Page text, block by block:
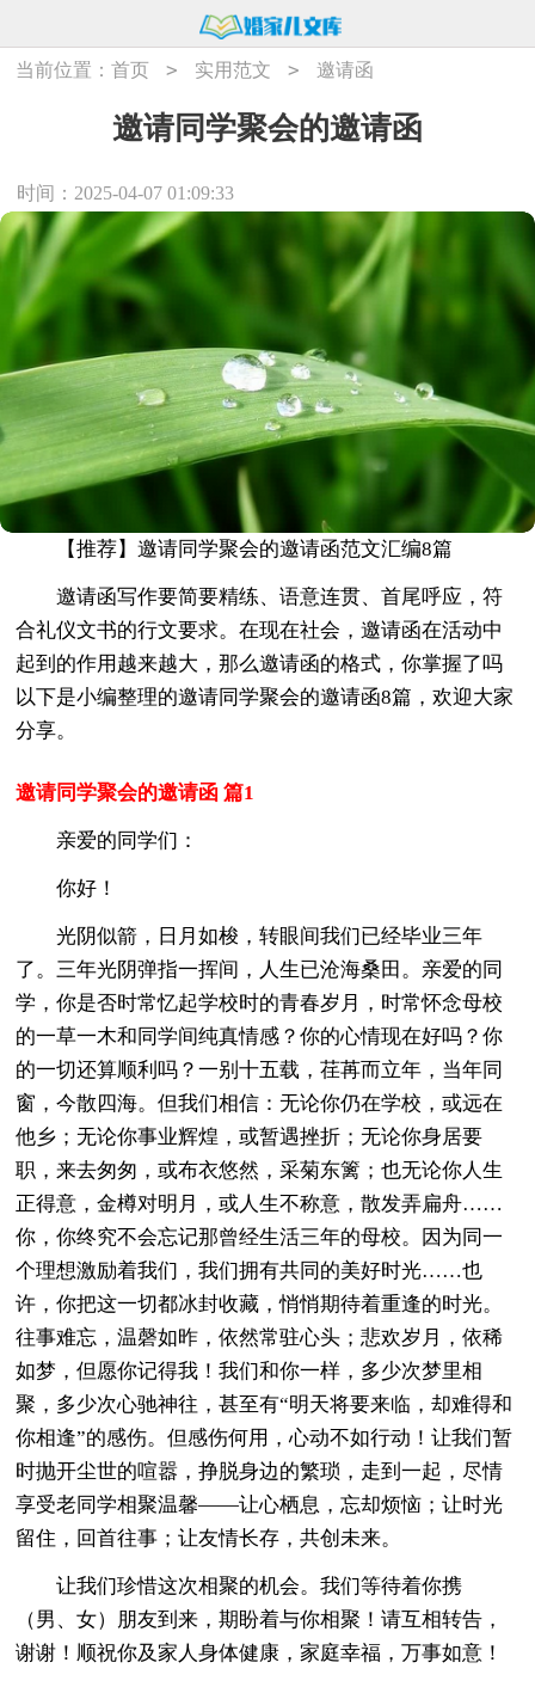
当前位置：首页 > 实用范文 > 邀请函
邀请同学聚会的邀请函
时间：2025-04-07 01:09:33
【推荐】邀请同学聚会的邀请函范文汇编8篇
邀请函写作要简要精练、语意连贯、首尾呼应，符
合礼仪文书的行文要求。在现在社会，邀请函在活动中
起到的作用越来越大，那么邀请函的格式，你掌握了吗
以下是小编整理的邀请同学聚会的邀请函8篇，欢迎大家
分享。
邀请同学聚会的邀请函 篇1
亲爱的同学们：
你好！
光阴似箭，日月如梭，转眼间我们已经毕业三年
了。三年光阴弹指一挥间，人生已沧海桑田。亲爱的同
学，你是否时常忆起学校时的青春岁月，时常怀念母校
的一草一木和同学间纯真情感？你的心情现在好吗？你
的一切还算顺利吗？一别十五载，荏苒而立年，当年同
窗，今散四海。但我们相信：无论你仍在学校，或远在
他乡；无论你事业辉煌，或暂遇挫折；无论你身居要
职，来去匆匆，或布衣悠然，采菊东篱；也无论你人生
正得意，金樽对明月，或人生不称意，散发弄扁舟……
你，你终究不会忘记那曾经生活三年的母校。因为同一
个理想激励着我们，我们拥有共同的美好时光……也
许，你把这一切都冰封收藏，悄悄期待着重逢的时光。
往事难忘，温磬如昨，依然常驻心头；悲欢岁月，依稀
如梦，但愿你记得我！我们和你一样，多少次梦里相
聚，多少次心驰神往，甚至有“明天将要来临，却难得和
你相逢”的感伤。但感伤何用，心动不如行动！让我们暂
时抛开尘世的喧嚣，挣脱身边的繁琐，走到一起，尽情
享受老同学相聚温馨——让心栖息，忘却烦恼；让时光
留住，回首往事；让友情长存，共创未来。
让我们珍惜这次相聚的机会。我们等待着你携
（男、女）朋友到来，期盼着与你相聚！请互相转告，
谢谢！顺祝你及家人身体健康，家庭幸福，万事如意！